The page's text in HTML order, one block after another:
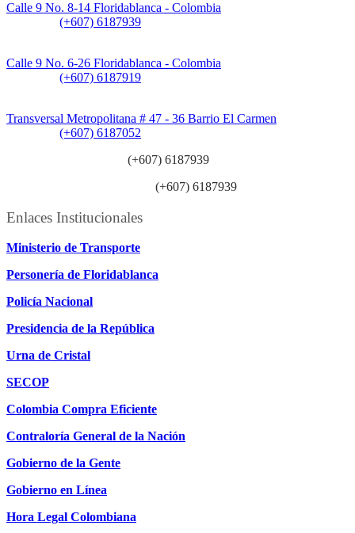
Calle 9 No. 8-14 Floridablanca - Colombia
(+607) 6187939
Calle 9 No. 6-26 Floridablanca - Colombia
(+607) 6187919
Transversal Metropolitana # 47 - 36 Barrio El Carmen
(+607) 6187052
(+607) 6187939
(+607) 6187939
Enlaces Institucionales
Ministerio de Transporte
Personería de Floridablanca
Policía Nacional
Presidencia de la República
Urna de Cristal
SECOP
Colombia Compra Eficiente
Contraloría General de la Nación
Gobierno de la Gente
Gobierno en Línea
Hora Legal Colombiana